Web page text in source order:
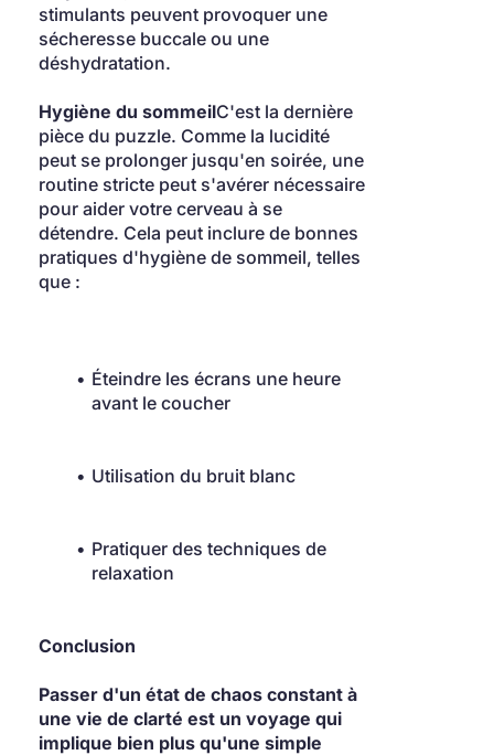
stimulants peuvent provoquer une
sécheresse buccale ou une
déshydratation.
Hygiène du sommeilC'est la dernière
pièce du puzzle. Comme la lucidité
peut se prolonger jusqu'en soirée, une
routine stricte peut s'avérer nécessaire
pour aider votre cerveau à se
détendre. Cela peut inclure de bonnes
pratiques d'hygiène de sommeil, telles
que :
Éteindre les écrans une heure
avant le coucher
Utilisation du bruit blanc
Pratiquer des techniques de
relaxation
Conclusion
Passer d'un état de chaos constant à
une vie de clarté est un voyage qui
implique bien plus qu'une simple